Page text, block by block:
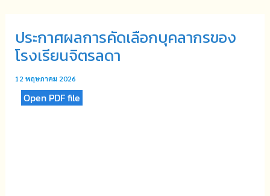
ประกาศผลการคัดเลือกบุคลากรของ
โรงเรียนจิตรลดา
12 พฤษภาคม 2026
Open PDF file